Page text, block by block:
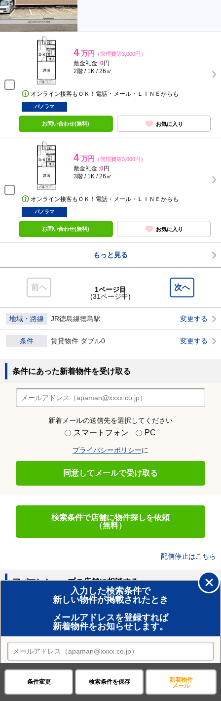
4 万円 （管理費等3,000円）
敷金礼金 :0円
2階 / 1K / 26㎡
オンライン接客もＯＫ！電話・メール・ＬＩＮＥからも
パノラマ
お問い合わせ(無料) お気に入り
4 万円 （管理費等3,000円）
敷金礼金 :0円
3階 / 1K / 26㎡
オンライン接客もＯＫ！電話・メール・ＬＩＮＥからも
パノラマ
お問い合わせ(無料) お気に入り
もっと見る
条件変更 検索条件を保存
新着物件
メール
前へ 次へ
1ページ目
(31ページ中)
地域・路線 JR徳島線徳島駅 変更する
条件 賃貸物件 ダブル0 変更する
条件にあった新着物件を受け取る
新着メールの送信先を選択してください
スマートフォン PC
プライバシーポリシーに
同意してメールで受け取る
検索条件で店舗に物件探しを依頼
（無料）
配信停止はこちら
入力した検索条件で
新しい物件が掲載されたとき
メールアドレスを登録すれば
新着物件をお知らせします。
新着メールの送信先を選択してください
スマートフォン
アパマンショップの店舗に相談する
賃貸のプロがお部屋探し！
おまかせ物件リクエスト
住みたい街の店舗を探す
店舗検索
近隣の駅